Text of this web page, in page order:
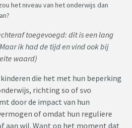
het niveau van het onderwijs dan
toegevoegd: dit is een lang
ik had de tijd en vind ook bij
waard)
die het met hun beperking
richting so of svo
door de impact van hun
of omdat hun reguliere
aan wil. Want op het moment dat